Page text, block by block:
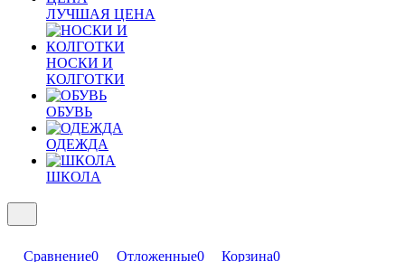
ЛУЧШАЯ ЦЕНА
НОСКИ И
КОЛГОТКИ
ОБУВЬ
ОДЕЖДА
ШКОЛА
Сравнение0 Отложенные0 Корзина0